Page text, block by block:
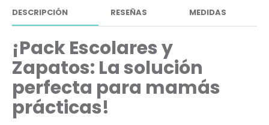
DESCRIPCIÓN RESEÑAS MEDIDAS
¡Pack Escolares y
Zapatos: La solución
perfecta para mamás
prácticas!